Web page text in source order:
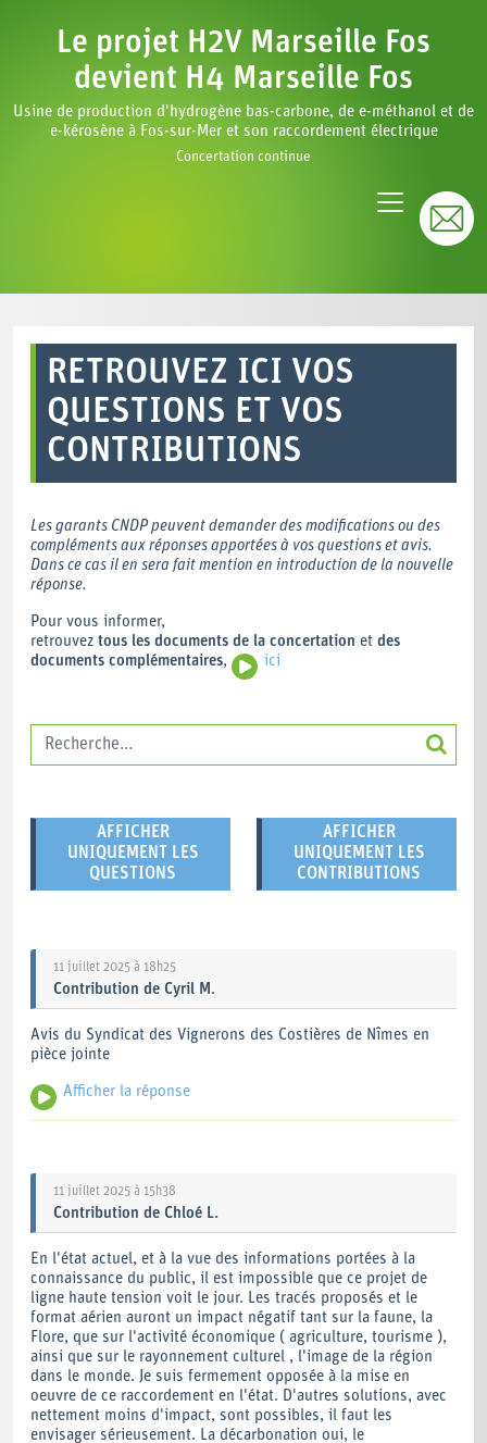
Le projet H2V Marseille Fos
devient H4 Marseille Fos
Usine de production d'hydrogène bas-carbone, de e-méthanol et de
e-kérosène à Fos-sur-Mer et son raccordement électrique
Concertation continue
RETROUVEZ ICI VOS
QUESTIONS ET VOS
CONTRIBUTIONS
Les garants CNDP peuvent demander des modifications ou des
compléments aux réponses apportées à vos questions et avis.
Dans ce cas il en sera fait mention en introduction de la nouvelle
réponse.
Pour vous informer,
retrouvez tous les documents de la concertation et des
documents complémentaires, ici
AFFICHER
UNIQUEMENT LES
QUESTIONS
AFFICHER
UNIQUEMENT LES
CONTRIBUTIONS
11 juillet 2025 à 18h25
Contribution de Cyril M.
Avis du Syndicat des Vignerons des Costières de Nîmes en
pièce jointe
Afficher la réponse
Bonjour,
L'équipe H4 Marseille Fos
11 juillet 2025 à 15h38
Contribution de Chloé L.
En l'état actuel, et à la vue des informations portées à la
connaissance du public, il est impossible que ce projet de
ligne haute tension voit le jour. Les tracés proposés et le
format aérien auront un impact négatif tant sur la faune, la
Flore, que sur l'activité économique ( agriculture, tourisme ),
ainsi que sur le rayonnement culturel , l'image de la région
dans le monde. Je suis fermement opposée à la mise en
oeuvre de ce raccordement en l'état. D'autres solutions, avec
nettement moins d'impact, sont possibles, il faut les
envisager sérieusement. La décarbonation oui, le